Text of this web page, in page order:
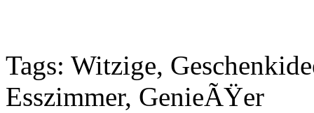
Tags: Witzige,
Esszimmer, GenieÃŸer